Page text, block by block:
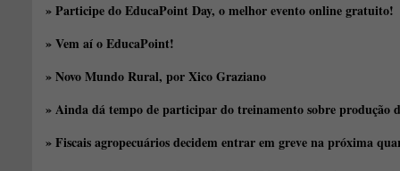
» Participe do EducaPoint Day, o melhor evento online gratuito!
» Vem aí o EducaPoint!
» Novo Mundo Rural, por Xico Graziano
» Ainda dá tempo de participar do treinamento sobre produção
» Fiscais agropecuários decidem entrar em greve na próxima